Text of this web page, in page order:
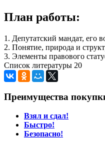
План работы:
1. Депутатский мандат, его
2. Понятие, природа и
3. Элементы правового
Список литературы 20
Преимущества
Взял и сдал!
Быстро!
Безопасно!